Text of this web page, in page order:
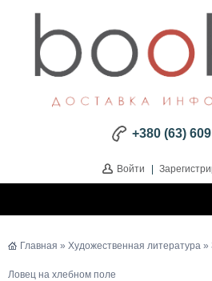
+380 (63)
Войти |
Главная » Художественная литература »
Ловец на хлебном поле